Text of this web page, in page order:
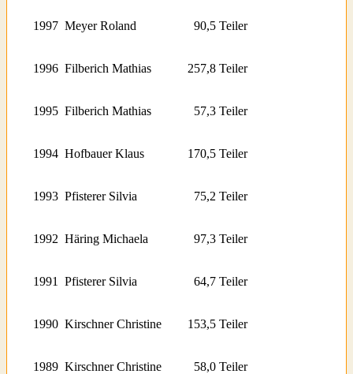
1997 Meyer Roland 90,5 Teiler
1996 Filberich Mathias 257,8 Teiler
1995 Filberich Mathias 57,3 Teiler
1994 Hofbauer Klaus 170,5 Teiler
1993 Pfisterer Silvia 75,2 Teiler
1992 Häring Michaela 97,3 Teiler
1991 Pfisterer Silvia 64,7 Teiler
1990 Kirschner Christine 153,5 Teiler
1989 Kirschner Christine 58,0 Teiler